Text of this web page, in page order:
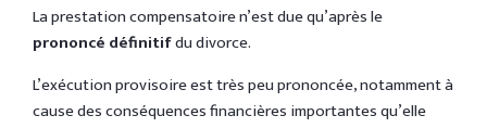
La prestation compensatoire n’est due qu’après le
prononcé définitifdu divorce.
L’exécution provisoire est très peu prononcée, notamment à
cause des conséquences financières importantes qu’elle